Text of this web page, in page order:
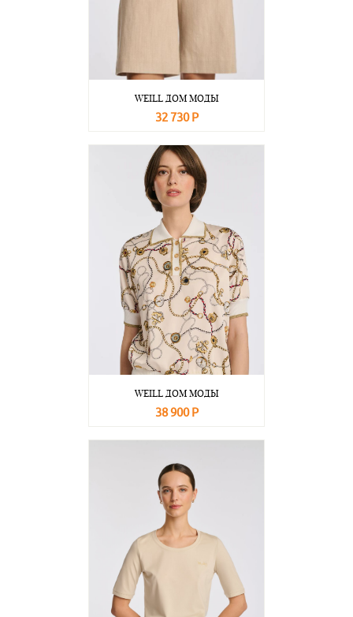
WEILL ДОМ МОДЫ
32 730 Р
WEILL ДОМ МОДЫ
38 900 Р